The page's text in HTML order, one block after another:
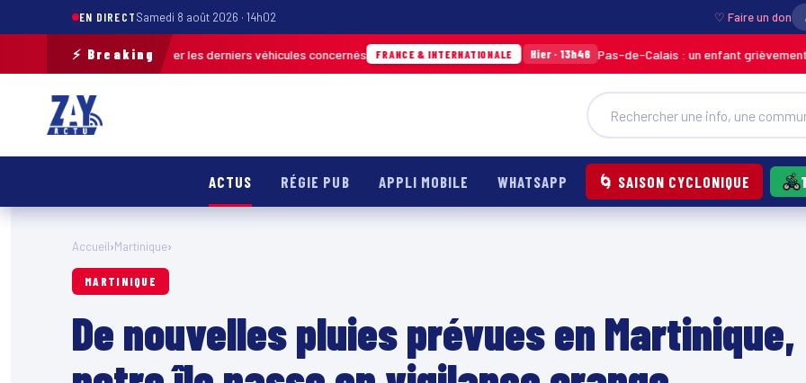
EN DIRECTSamedi 8 août 2026 · 14h02 ♡ Faire un don
⚡ Breaking
pour retrouver les derniers véhicules concernés FRANCE & INTERNATIONALE Hier · 13h46 Pas-de-Calais : un enfant grièvement brûlé
ACTUS RÉGIE PUB APPLI MOBILE WHATSAPP 🌀 SAISON CYCLONIQUE
Accueil›Martinique›
MARTINIQUE
De nouvelles pluies prévues en Martinique,